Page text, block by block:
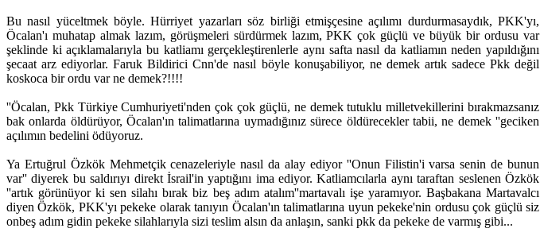
Bu nasıl yüceltmek böyle. Hürriyet yazarları söz birliği etmişçesine açılımı durdurmasaydık, PKK'yı,
Öcalan'ı muhatap almak lazım, görüşmeleri sürdürmek lazım, PKK çok güçlü ve büyük bir ordusu var
şeklinde ki açıklamalarıyla bu katliamı gerçekleştirenlerle aynı safta nasıl da katliamın neden yapıldığını
şecaat arz ediyorlar. Faruk Bildirici Cnn'de nasıl böyle konuşabiliyor, ne demek artık sadece Pkk değil
koskoca bir ordu var ne demek?!!!!
''Öcalan, Pkk Türkiye Cumhuriyeti'nden çok çok güçlü, ne demek tutuklu milletvekillerini bırakmazsanız
bak onlarda öldürüyor, Öcalan'ın talimatlarına uymadığınız sürece öldürecekler tabii, ne demek ''geciken
açılımın bedelini ödüyoruz.
Ya Ertuğrul Özkök Mehmetçik cenazeleriyle nasıl da alay ediyor ''Onun Filistin'i varsa senin de bunun
var'' diyerek bu saldırıyı direkt İsrail'in yaptığını ima ediyor. Katliamcılarla aynı taraftan seslenen Özkök
''artık görünüyor ki sen silahı bırak biz beş adım atalım''martavalı işe yaramıyor. Başbakana Martavalcı
diyen Özkök, PKK'yı pekeke olarak tanıyın Öcalan'ın talimatlarına uyun pekeke'nin ordusu çok güçlü siz
onbeş adım gidin pekeke silahlarıyla sizi teslim alsın da anlaşın, sanki pkk da pekeke de varmış gibi...